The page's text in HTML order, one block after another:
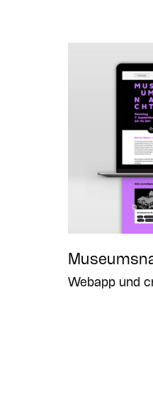
Webapp und